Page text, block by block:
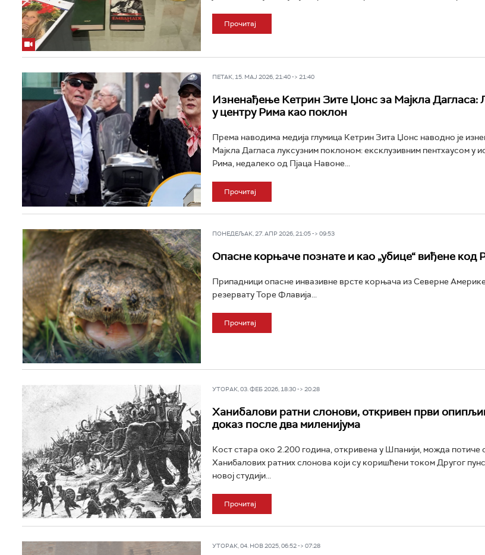
Прочитај
ПЕТАК, 15. МАЈ 2026, 21:40 -> 21:40
Изненађење Кетрин Зите Џонс за Мајкла Дагласа:
у центру Рима као поклон
Према наводима медија глумица Кетрин Зита Џонс наводно је
Мајкла Дагласа луксузним поклоном: ексклузивним пентхаусом у
Рима, недалеко од Пјаца Навоне...
Прочитај
ПОНЕДЕЉАК, 27. АПР 2026, 21:05 -> 09:53
Опасне корњаче познате и као „убице“ виђене код
Припадници опасне инвазивне врсте корњача из Северне
резервату Торе Флавија...
Прочитај
УТОРАК, 03. ФЕБ 2026, 18:30 -> 20:28
Ханибалови ратни слонови, откривен први
доказ после два миленијума
Кост стара око 2.200 година, откривена у Шпанији, можда потиче
Ханибалових ратних слонова који су коришћени током Другог
новој студији...
Прочитај
УТОРАК, 04. НОВ 2025, 06:52 -> 07:28